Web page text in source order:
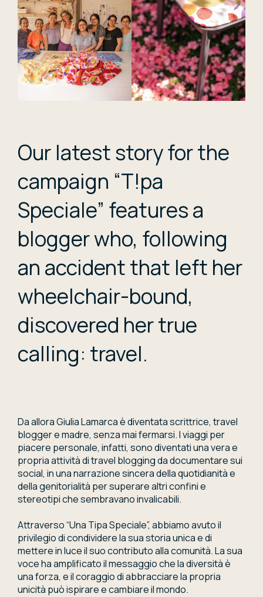
Our latest story for the
campaign “T!pa
Speciale” features a
blogger who, following
an accident that left her
wheelchair-bound,
discovered her true
calling: travel.
Da allora Giulia Lamarca è diventata scrittrice, travel
blogger e madre, senza mai fermarsi. I viaggi per
piacere personale, infatti, sono diventati una vera e
propria attività di travel blogging da documentare sui
social, in una narrazione sincera della quotidianità e
della genitorialità per superare altri confini e
stereotipi che sembravano invalicabili.
Attraverso “Una Tipa Speciale”, abbiamo avuto il
privilegio di condividere la sua storia unica e di
mettere in luce il suo contributo alla comunità. La sua
voce ha amplificato il messaggio che la diversità è
una forza, e il coraggio di abbracciare la propria
unicità può ispirare e cambiare il mondo.